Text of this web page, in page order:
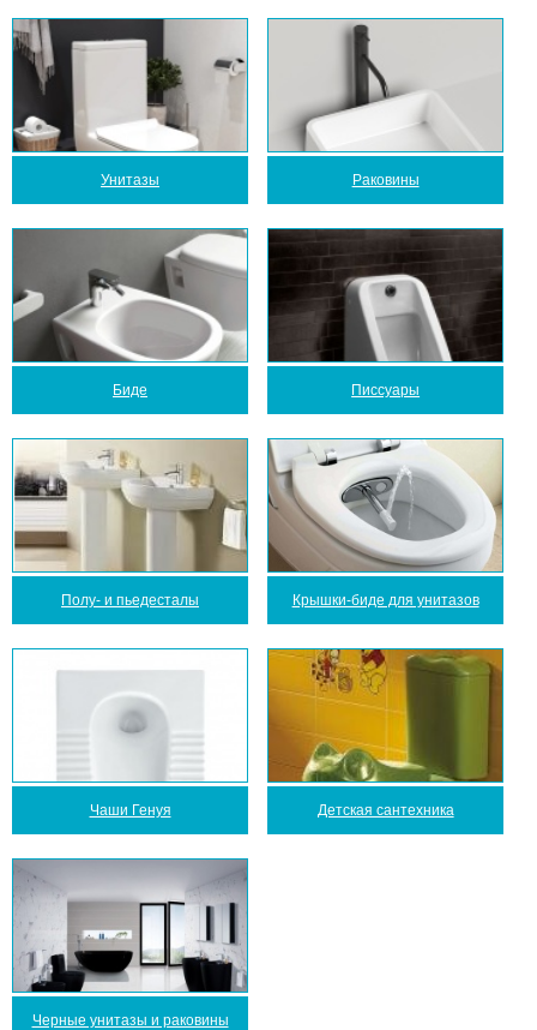
Унитазы Раковины
Биде Писсуары
Полу- и пьедесталы Крышки-биде для унитазов
Чаши Генуя Детская сантехника
Черные унитазы и раковины